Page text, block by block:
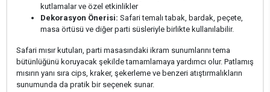
kutlamalar ve özel etkinlikler
Dekorasyon Önerisi: Safari temalı tabak, bardak, peçete,
masa örtüsü ve diğer parti süsleriyle birlikte kullanılabilir.
Safari mısır kutuları, parti masasındaki ikram sunumlarını tema
bütünlüğünü koruyacak şekilde tamamlamaya yardımcı olur. Patlamış
mısırın yanı sıra cips, kraker, şekerleme ve benzeri atıştırmalıkların
sunumunda da pratik bir seçenek sunar.